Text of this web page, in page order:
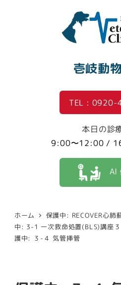
壱岐動
TEL : 0920-
本日の診
9:00〜12:00 /
AI
ホーム 保護中: RECOVER心肺
中: 3-1 一次救命処置(BLS)講座
護中: ３-４ 気管挿管